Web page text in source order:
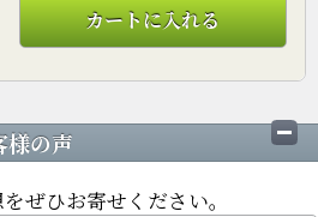
カートに入れる
様の声
ぜひお寄せください。